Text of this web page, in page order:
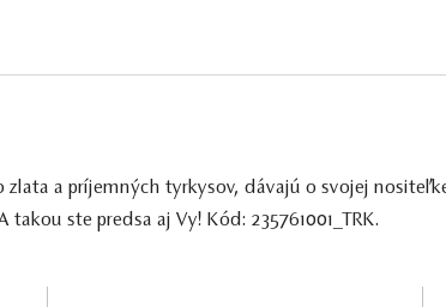
zlata a príjemných tyrkysov, dávajú o svojej
ste predsa aj Vy! Kód: 235761001_TRK.